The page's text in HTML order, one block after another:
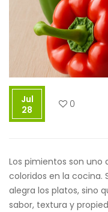
Jul
28
0
Los pimientos son uno
coloridos en la cocina.
alegra los platos, sino
sabor, textura y